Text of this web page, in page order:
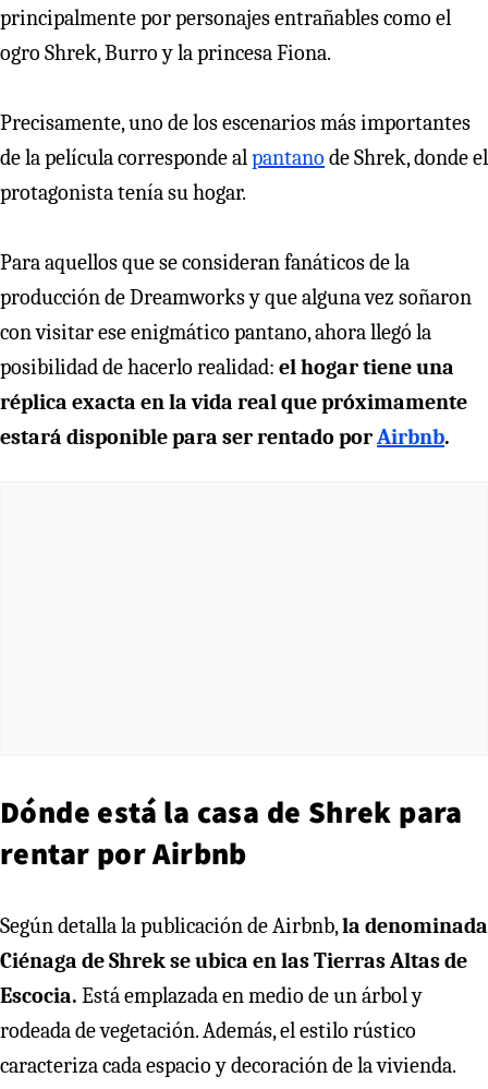
principalmente por personajes entrañables como el
ogro Shrek, Burro y la princesa Fiona.
Precisamente, uno de los escenarios más importantes
de la película corresponde alpantano de Shrek, donde el
protagonista tenía su hogar.
Para aquellos que se consideran fanáticos de la
producción de Dreamworks y que alguna vez soñaron
con visitar ese enigmático pantano, ahora llegó la
posibilidad de hacerlo realidad: el hogar tiene una
réplica exacta en la vida real que próximamente
estará disponible para ser rentado porAirbnb.
Dónde está la casa de Shrek para
rentar por Airbnb
Según detalla la publicación de Airbnb,la denominada
Ciénaga de Shrek se ubica en las Tierras Altas de
Escocia. Está emplazada en medio de un árbol y
rodeada de vegetación. Además, el estilo rústico
caracteriza cada espacio y decoración de la vivienda.